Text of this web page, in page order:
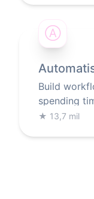
Ⓐ
Build
spending
★ 13,7 mil